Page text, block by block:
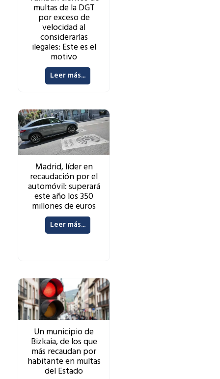
multas de la DGT
por exceso de
velocidad al
considerarlas
ilegales: Este es el
motivo
Leer más...
Madrid, líder en
recaudación por el
automóvil: superará
este año los 350
millones de euros
Leer más...
Un municipio de
Bizkaia, de los que
más recaudan por
habitante en multas
del Estado